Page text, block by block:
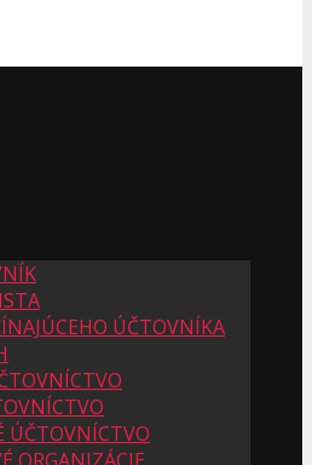
ÚČTOVNÍKA
ÚČTOVNÍCTVO